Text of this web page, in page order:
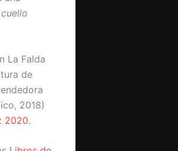
La Falda
de
2018)
2020.